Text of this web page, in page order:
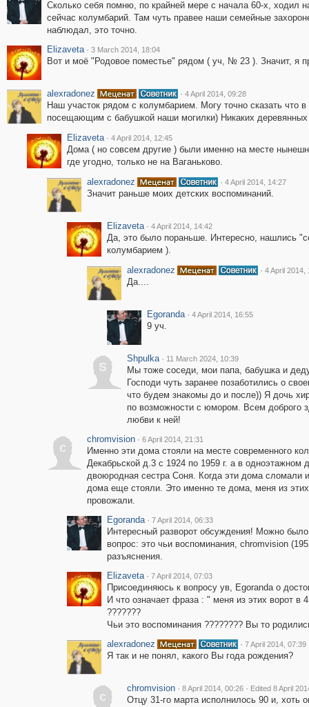
Сколько себя помню, по крайней мере с начала 60-х, ходил
сейчас колумбарий. Там чуть правее наши семейные
наблюдал, это точно.
Elizaveta · 3 March 2014, 18:04
Вот и моё "Родовое поместье" рядом ( уч, № 23 ). Значит, я
alexradonez · 4 April 2014, 09:28
Наш участок рядом с колумбарием. Могу точно сказать что
посещающим с бабушкой наши могилки) Никаких
Elizaveta · 4 April 2014, 12:45
Дома ( но совсем другие ) были именно на месте
где угодно, только не на Ваганьково.
alexradonez
· 4 April 2014, 14:27
Значит раньше моих детских воспоминаний.
Elizaveta · 4 April 2014, 14:42
Да, это было пораньше. Интересно, нашлись
колумбарием ).
alexradonez
· 4 April 2014,
Да....
Egoranda · 4 April 2014, 16:55
9 уч.
S
Shpulka · 11 March 2024, 10:39
Мы тоже соседи, мои папа, бабушка и
Господи чуть заранее позаботились о
что будем знакомы до и после)) Я дочь
по возможности с юмором. Всем доброго
любви к ней!
c
chromvision · 6 April 2014, 21:31
Именно эти дома стояли на месте современного
Декабрьской д.3 с 1924 по 1959 г. а в
двоюродная сестра Соня. Когда эти дома сломали
дома еще стояли. Это именно те дома, меня из
провожали.
Egoranda · 7 April 2014, 06:33
Интересный разворот обсуждения! Можно
вопрос: это чьи воспоминания, chromvision
разъяснения.
Elizaveta · 7 April 2014, 07:03
Присоединяюсь к вопросу ув, Egoranda о
И что означает фраза : " меня из этих ворот в
???????
Чьи это воспоминания ???????? Вы то
alexradonez
· 7 April 2014, 07:39
Я так и не понял, какого Вы года рождения?
c
chromvision · 8 April 2014, 00:26 · Edited 8 April
Отцу 31-го марта исполнилось 90 и, хоть